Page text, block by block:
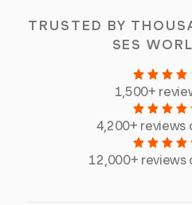
TRUSTED BY
SES
1,500+
4,200+ reviews
12,000+ reviews